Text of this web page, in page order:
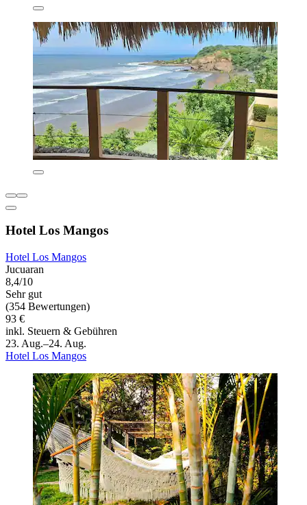
Hotel Los Mangos
Hotel Los Mangos
Jucuaran
8,4/10
Sehr gut
(354 Bewertungen)
93 €
inkl. Steuern & Gebühren
23. Aug.–24. Aug.
Hotel Los Mangos